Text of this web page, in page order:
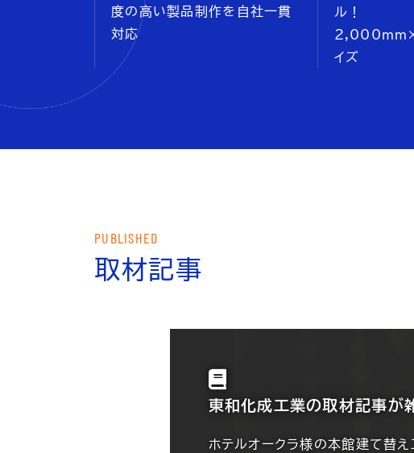
度の高い製品制作を自社一貫
対応
ル！
イズ
PUBLISHED
取材記事
東和化成工業の取材記事が
ホテルオークラ様の本館建て替